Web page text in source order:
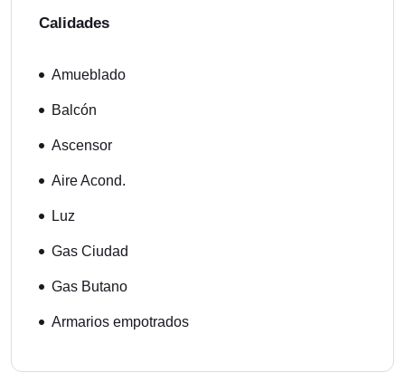
Calidades
Amueblado
Balcón
Ascensor
Aire Acond.
Luz
Gas Ciudad
Gas Butano
Armarios empotrados